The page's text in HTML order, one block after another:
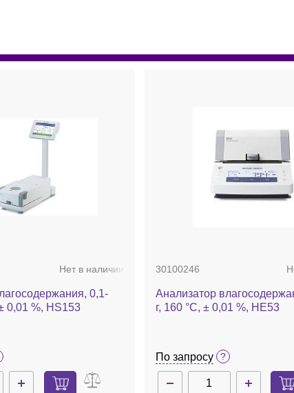
Нет в наличии
0,1-
0,01 %, HS153
30100246
Анализатор
г, 160 °С, ± 0,01 %, HE53
По запросу